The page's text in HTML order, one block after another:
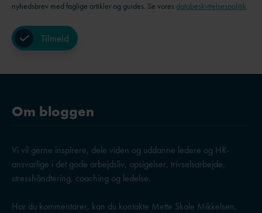
nyhedsbrev med faglige artikler og guides. Se vores databeskyttelsespolitik
Om bloggen
Vi vil gerne inspirere, dele viden og uddanne ledere og HR-
ansvarlige i det gode arbejdsliv, opsigelser, trivselsarbejde,
stresshåndtering, coaching og ledelse.
Har du kommentarer, kan du kontakte Mette Skole Mikkelsen,